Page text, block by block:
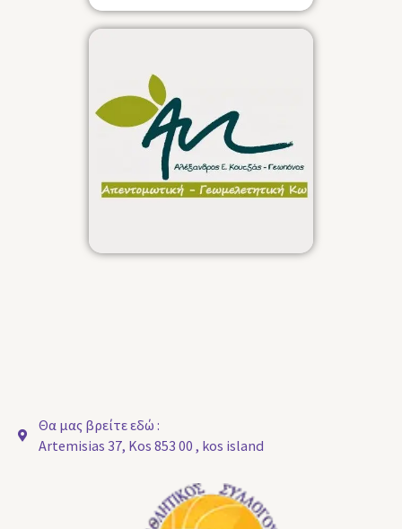
Θα μας βρείτε εδώ :
Artemisias 37, Kos 853 00 , kos island